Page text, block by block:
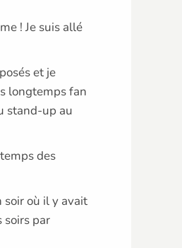
! Je suis allé
et je
longtemps fan
stand-up au
des
soir où il y avait
soirs par